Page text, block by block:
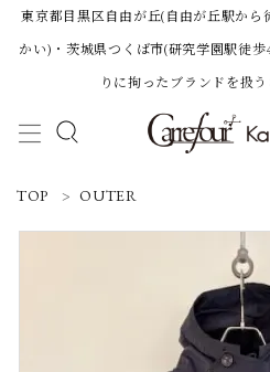
東京都目黒区自由が丘(自由が丘駅か
かい)・茨城県つくば市(研究学園駅徒
りに拘ったブランドを扱
ACCOUNT MENU
新規会員
TOP OUTER